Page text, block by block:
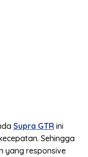
Supra GTR ini
Sehingga
yang responsive